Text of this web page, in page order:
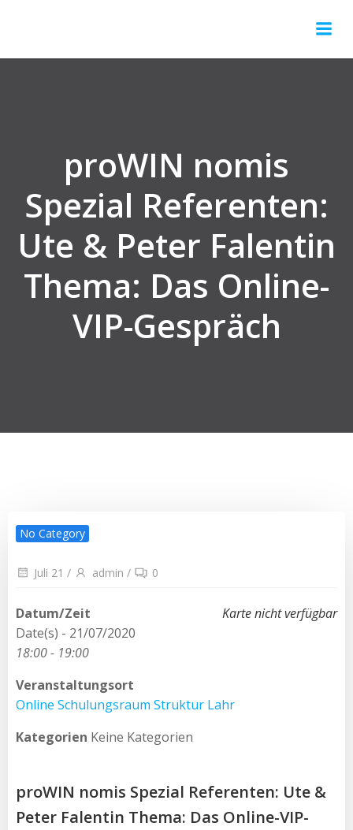
proWIN nomis
Spezial Referenten:
Ute & Peter Falentin
Thema: Das Online-
VIP-Gespräch
No Category
Juli 21 / admin / 0
Karte nicht verfügbar
Datum/Zeit
Date(s) - 21/07/2020
18:00 - 19:00
Veranstaltungsort
Online Schulungsraum Struktur Lahr
Kategorien Keine Kategorien
proWIN nomis Spezial Referenten: Ute &
Peter Falentin Thema: Das Online-VIP-